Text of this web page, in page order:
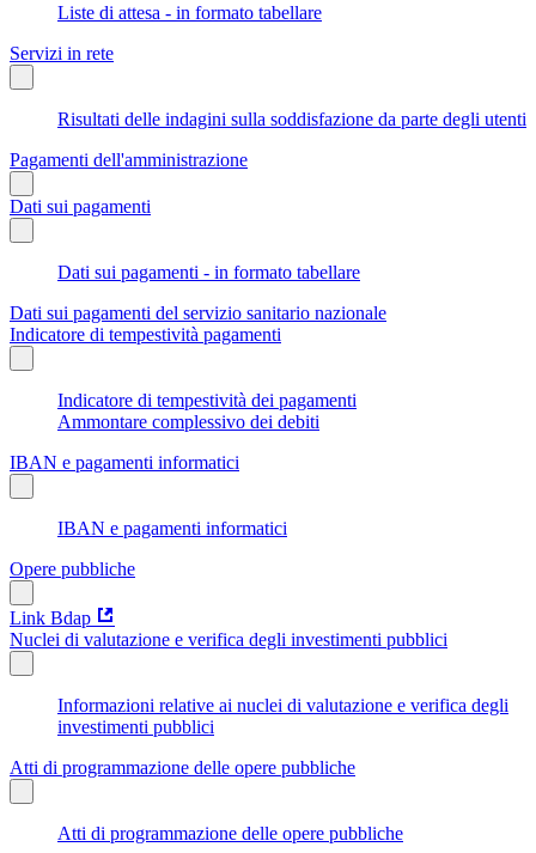
Liste di attesa - in formato tabellare
Servizi in rete
Risultati delle indagini sulla soddisfazione da parte degli utenti
Pagamenti dell'amministrazione
Dati sui pagamenti
Dati sui pagamenti - in formato tabellare
Dati sui pagamenti del servizio sanitario nazionale
Indicatore di tempestività pagamenti
Indicatore di tempestività dei pagamenti
Ammontare complessivo dei debiti
IBAN e pagamenti informatici
IBAN e pagamenti informatici
Opere pubbliche
Link Bdap
Nuclei di valutazione e verifica degli investimenti pubblici
Informazioni relative ai nuclei di valutazione e verifica degli
investimenti pubblici
Atti di programmazione delle opere pubbliche
Atti di programmazione delle opere pubbliche